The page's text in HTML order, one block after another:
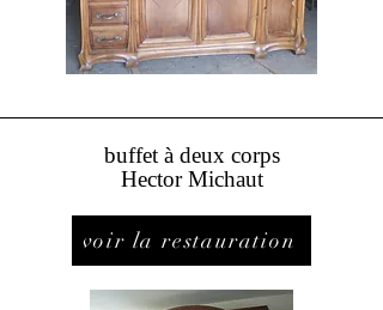
buffet à deux corps
Hector Michaut
voir la restauration